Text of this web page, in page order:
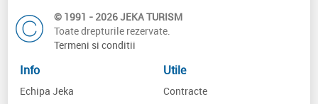
© 1991 - 2026 JEKA TURISM
Toate drepturile rezervate.
Termeni si conditii
Info
Echipa Jeka
Utile
Contracte